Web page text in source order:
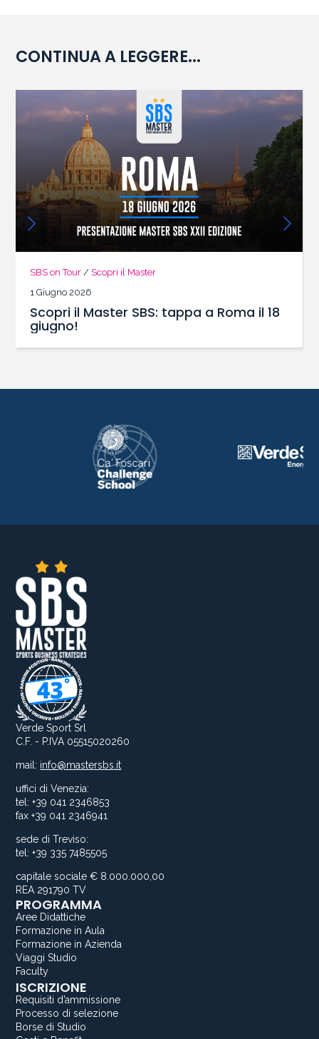
CONTINUA A LEGGERE...
SBS on Tour / Scopri il Master
1 Giugno 2026
Scopri il Master SBS: tappa a Roma il 18
giugno!
Verde Sport Srl
C.F. - P.IVA 05515020260
mail: info@mastersbs.it
uffici di Venezia:
tel: +39 041 2346853
fax +39 041 2346941
sede di Treviso:
tel: +39 335 7485505
capitale sociale € 8.000.000,00
REA 291790 TV
PROGRAMMA
Aree Didattiche
Formazione in Aula
Formazione in Azienda
Viaggi Studio
Faculty
ISCRIZIONE
Requisiti d’ammissione
Processo di selezione
Borse di Studio